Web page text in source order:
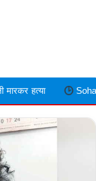
डीजल की किल्लत